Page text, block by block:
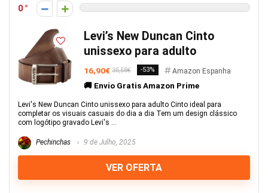
0
Levi’s New Duncan Cinto
unissexo para adulto
16,90€ 35,58€ -53% Amazon Espanha
🚚 Envio Gratis Amazon Prime
Levi's New Duncan Cinto unissexo para adulto Cinto ideal para
completar os visuais casuais do dia a dia Tem um design clássico
com logótipo gravado Levi's ...
Pechinchas 9 de Julho, 2025
VER OFERTA